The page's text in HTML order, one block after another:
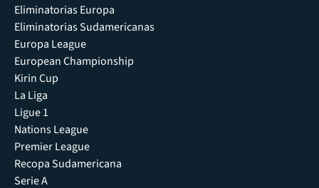
Eliminatorias Europa
Eliminatorias Sudamericanas
Europa League
European Championship
Kirin Cup
La Liga
Ligue 1
Nations League
Premier League
Recopa Sudamericana
Serie A